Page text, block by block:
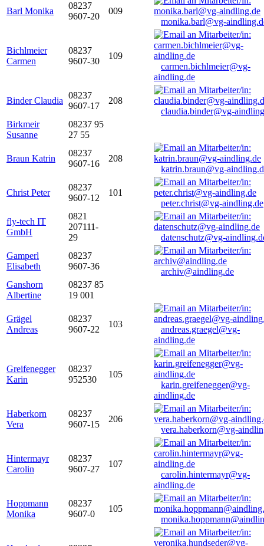
Barl Monika
08237
9607-20
009
monika.barl@vg-
Bichlmeier
Carmen
08237
9607-30
109
carmen.bichlmeier@vg-
aindling.de
Binder Claudia
08237
9607-17
208
claudia.binder@vg-
Birkmeir
Susanne
08237 95
27 55
Braun Katrin
08237
9607-16
208
katrin.braun@vg-
Christ Peter
08237
9607-12
101
peter.christ@vg-aindling.de
fly-tech IT
GmbH
0821
207111-
29
datenschutz@vg-
Gamperl
Elisabeth
08237
9607-36
archiv@aindling.de
Ganshorn
Albertine
08237 85
19 001
Grägel
Andreas
08237
9607-22
103
andreas.graegel@vg-
aindling.de
Greifenegger
Karin
08237
952530
105
karin.greifenegger@vg-
aindling.de
Haberkorn
Vera
08237
9607-15
206
vera.haberkorn@vg-
Hintermayr
Carolin
08237
9607-27
107
carolin.hintermayr@vg-
aindling.de
Hoppmann
Monika
08237
9607-0
105